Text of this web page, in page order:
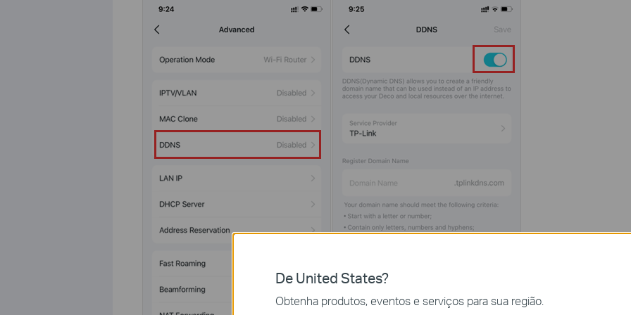
De United States?
Obtenha produtos, eventos e serviços para sua região.